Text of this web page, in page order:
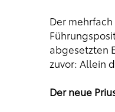
Der
abgesetzten
zuvor: Allein
Der neue